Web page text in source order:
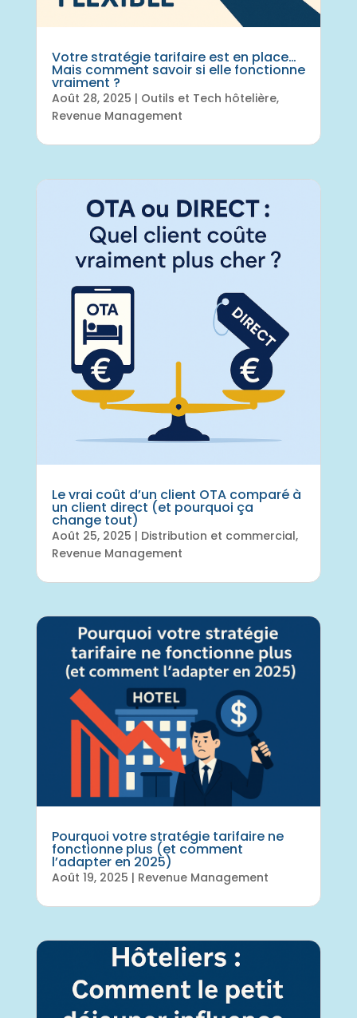
Votre stratégie tarifaire est en place…
Mais comment savoir si elle fonctionne
vraiment ?
Août 28, 2025 | Outils et Tech hôtelière,
Revenue Management
Le vrai coût d’un client OTA comparé à
un client direct (et pourquoi ça
change tout)
Août 25, 2025 | Distribution et commercial,
Revenue Management
Pourquoi votre stratégie tarifaire ne
fonctionne plus (et comment
l’adapter en 2025)
Août 19, 2025 | Revenue Management